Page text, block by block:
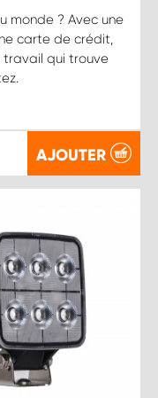
monde ? Avec une
carte de crédit,
travail qui trouve
AJOUTER